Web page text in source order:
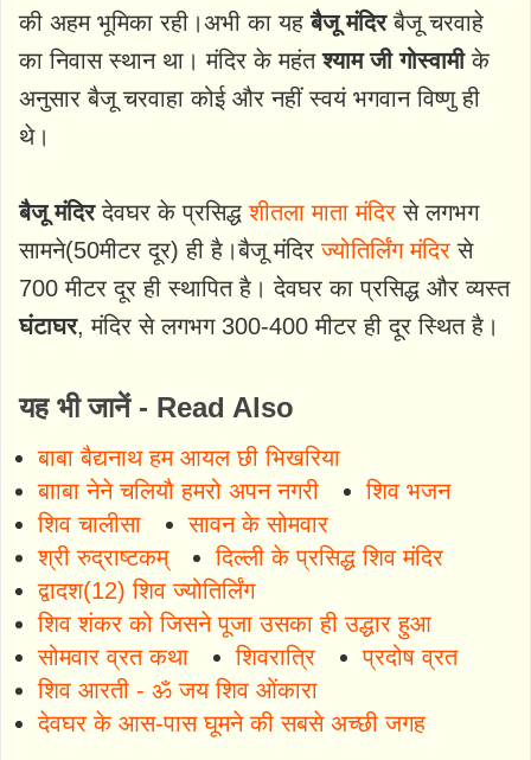
की अहम भूमिका रही।अभी का यहबैजू मंदिरबैजू चरवाहे
का निवास स्थान था। मंदिर के महंतश्याम जी गोस्वामीके
अनुसार बैजू चरवाहा कोई और नहीं स्वयं भगवान विष्णु ही
थे।
बैजू मंदिरदेवघर के प्रसिद्धशीतला माता मंदिर से लगभग
सामने(50मीटर दूर) ही है।बैजू मंदिरज्योतिर्लिंग मंदिर से
700 मीटर दूर ही स्थापित है। देवघर का प्रसिद्ध और व्यस्त
घंटाघर, मंदिर से लगभग 300-400 मीटर ही दूर स्थित है।
यह भी जानें - Read Also
बाबा बैद्यनाथ हम आयल छी भिखरिया
बााबा नेने चलियौ हमरो अपन नगरी
शिव भजन
शिव चालीसा
सावन के सोमवार
श्री रुद्राष्टकम्
दिल्ली के प्रसिद्ध शिव मंदिर
द्वादश(12) शिव ज्योतिर्लिंग
शिव शंकर को जिसने पूजा उसका ही उद्धार हुआ
सोमवार व्रत कथा
शिवरात्रि
प्रदोष व्रत
शिव आरती - ॐ जय शिव ओंकारा
देवघर के आस-पास घूमने की सबसे अच्छी जगह